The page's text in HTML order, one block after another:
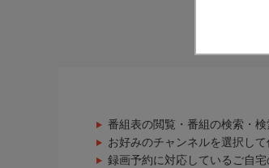
番組表の閲覧・番組の検索・
お好みのチャンネルを選択して
録画予約に対応しているご自宅